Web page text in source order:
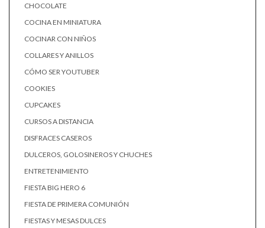
CHOCOLATE
COCINA EN MINIATURA
COCINAR CON NIÑOS
COLLARES Y ANILLOS
CÓMO SER YOUTUBER
COOKIES
CUPCAKES
CURSOS A DISTANCIA
DISFRACES CASEROS
DULCEROS, GOLOSINEROS Y CHUCHES
ENTRETENIMIENTO
FIESTA BIG HERO 6
FIESTA DE PRIMERA COMUNIÓN
FIESTAS Y MESAS DULCES